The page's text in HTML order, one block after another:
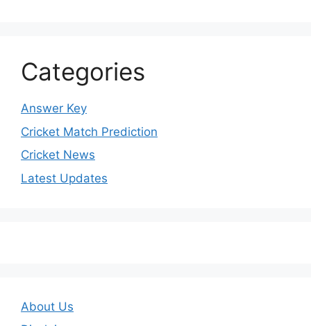
Categories
Answer Key
Cricket Match Prediction
Cricket News
Latest Updates
About Us